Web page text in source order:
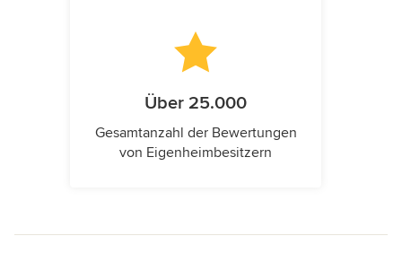
Über 25.000
Gesamtanzahl der Bewertungen
von Eigenheimbesitzern